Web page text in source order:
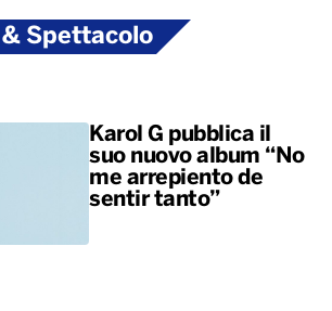
& Spettacolo
Karol G pubblica il
suo nuovo album “No
me arrepiento de
sentir tanto”